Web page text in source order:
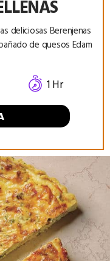
deliciosas Berenjenas
de quesos Edam
1 Hr